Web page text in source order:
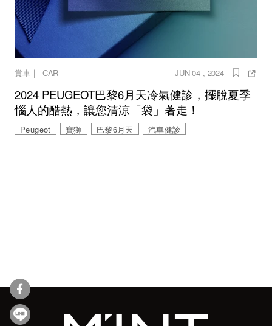
賞車｜ CAR JUN 04 , 2024
2024 PEUGEOT巴黎6月天冷氣健診，擺脫夏季
惱人的酷熱，讓您清涼「袋」著走！
Peugeot 寶獅 巴黎6月天 汽車健診